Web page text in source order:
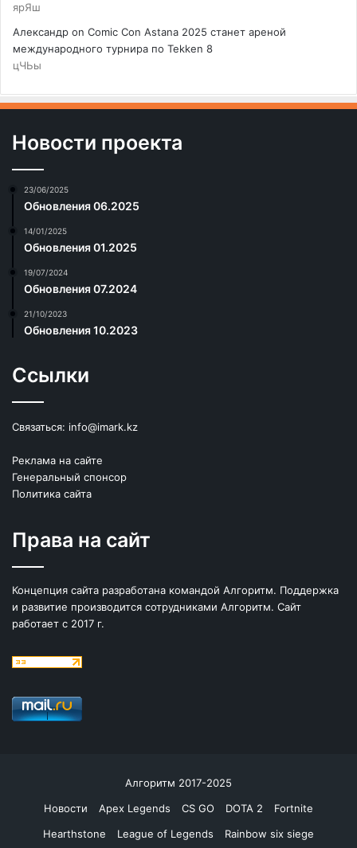
ярЯш
Александр on Comic Con Astana 2025 станет ареной
международного турнира по Tekken 8
цЧЬы
Новости проекта
23/06/2025
Обновления 06.2025
14/01/2025
Обновления 01.2025
19/07/2024
Обновления 07.2024
21/10/2023
Обновления 10.2023
Ссылки
Связаться: info@imark.kz
Реклама на сайте
Генеральный спонсор
Политика сайта
Права на сайт
Концепция сайта разработана командой Алгоритм. Поддержка
и развитие производится сотрудниками Алгоритм. Сайт
работает с 2017 г.
Алгоритм 2017-2025
Новости
Apex Legends CS GO DOTA 2
Fortnite
Hearthstone
League of Legends Rainbow six siege